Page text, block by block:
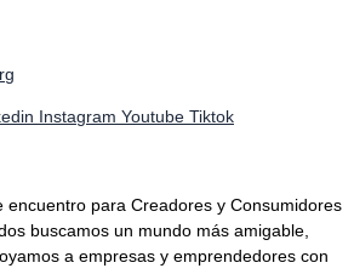
Instagram Youtube Tiktok
encuentro para Creadores y Consumidores
buscamos un mundo más amigable,
a empresas y emprendedores con